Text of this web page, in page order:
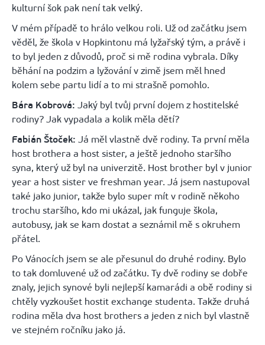
kulturní šok pak není tak velký.
V mém případě to hrálo velkou roli. Už od začátku jsem
věděl, že škola v Hopkintonu má lyžařský tým, a právě i
to byl jeden z důvodů, proč si mě rodina vybrala. Díky
běhání na podzim a lyžování v zimě jsem měl hned
kolem sebe partu lidí a to mi strašně pomohlo.
Bára Kobrová: Jaký byl tvůj první dojem z hostitelské
rodiny? Jak vypadala a kolik měla dětí?
Fabián Štoček: Já měl vlastně dvě rodiny. Ta první měla
host brothera a host sister, a ještě jednoho staršího
syna, který už byl na univerzitě. Host brother byl v junior
year a host sister ve freshman year. Já jsem nastupoval
také jako junior, takže bylo super mít v rodině někoho
trochu staršího, kdo mi ukázal, jak funguje škola,
autobusy, jak se kam dostat a seznámil mě s okruhem
přátel.
Po Vánocích jsem se ale přesunul do druhé rodiny. Bylo
to tak domluvené už od začátku. Ty dvě rodiny se dobře
znaly, jejich synové byli nejlepší kamarádi a obě rodiny si
chtěly vyzkoušet hostit exchange studenta. Takže druhá
rodina měla dva host brothers a jeden z nich byl vlastně
ve stejném ročníku jako já.